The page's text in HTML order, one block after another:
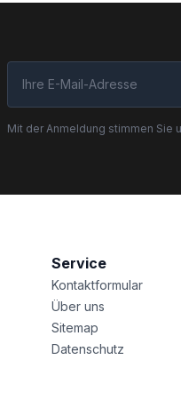
Mit der Anmeldung stimmen Sie
Service
Kontaktformular
Über uns
Sitemap
Datenschutz